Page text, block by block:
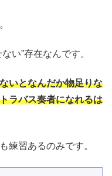
い”存在なんです。
いとなんだか物足りな
ラバス奏者になれるは
練習あるのみです。